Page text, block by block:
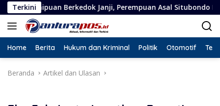
Langsung
ke
konten
Terkini
Janji, Perempuan Asal Situbondo Resmi Jadi Tersangka
Home Berita Hukum dan Kriminal Politik Otomotif
Beranda Artikel dan Ulasan